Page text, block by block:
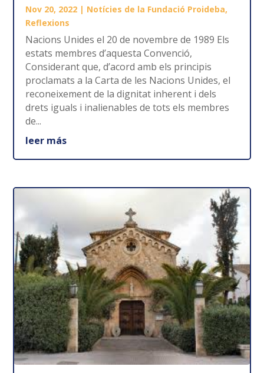
Nov 20, 2022 | Notícies de la Fundació Proideba,
Reflexions
Nacions Unides el 20 de novembre de 1989 Els
estats membres d’aquesta Convenció,
Considerant que, d’acord amb els principis
proclamats a la Carta de les Nacions Unides, el
reconeixement de la dignitat inherent i dels
drets iguals i inalienables de tots els membres
de...
leer más